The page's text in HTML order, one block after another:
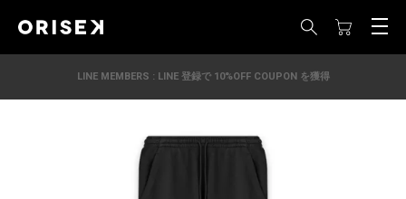
LINE MEMBERS : LINE 登録で 10%OFF COUPON を獲得